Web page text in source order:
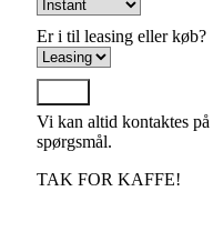
Er i til leasing eller køb?
Vi kan altid kontaktes på
spørgsmål.
TAK FOR KAFFE!